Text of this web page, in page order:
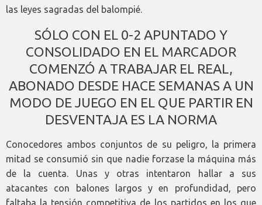
las leyes sagradas del balompié.
SÓLO CON EL 0-2 APUNTADO Y
CONSOLIDADO EN EL MARCADOR
COMENZÓ A TRABAJAR EL REAL,
ABONADO DESDE HACE SEMANAS A UN
MODO DE JUEGO EN EL QUE PARTIR EN
DESVENTAJA ES LA NORMA
Conocedores ambos conjuntos de su peligro, la primera
mitad se consumió sin que nadie forzase la máquina más
de la cuenta. Unas y otras intentaron hallar a sus
atacantes con balones largos y en profundidad, pero
faltaba la tensión competitiva de los partidos en los que